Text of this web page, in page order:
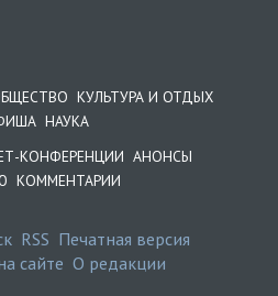
КУЛЬТУРА И ОТДЫХ
НАУКА
КОНФЕРЕНЦИИ АНОНСЫ
КОММЕНТАРИИ
RSS Печатная версия
сайте О редакции